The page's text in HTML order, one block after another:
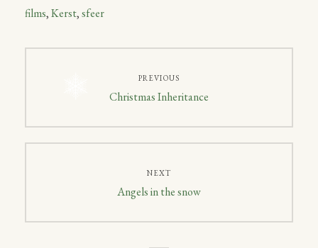
films,Kerst,sfeer
PREVIOUS
Previous
Christmas Inheritance
NEXT
Next
Angels in the snow